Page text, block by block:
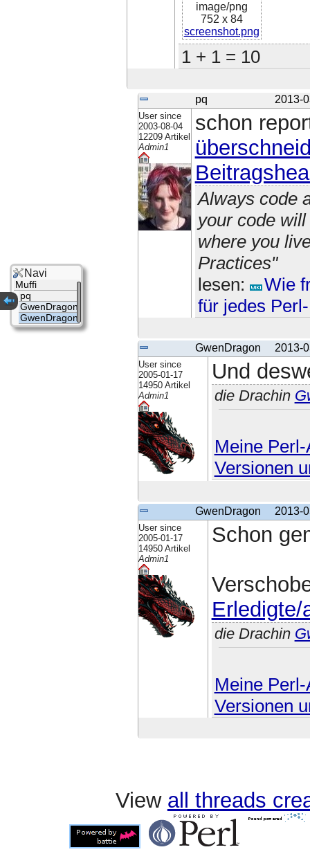
image/png
752 x 84
screenshot.png
1 + 1 = 10
pq 2013-
User since
2003-08-04
12209 Artikel
Admin1
schon
Always code
your code
where you
Practices"
lesen:
Wie
für jedes
GwenDragon 2013-
User since
2005-01-17
14950 Artikel
Admin1
Und
die Drachin
Meine
Versionen
GwenDragon 2013-
User since
2005-01-17
14950 Artikel
Admin1
Schon
Erledigte/
die Drachin
Meine
Versionen
View all threads
Navi
Muffi
pq
GwenDragon
GwenDragon